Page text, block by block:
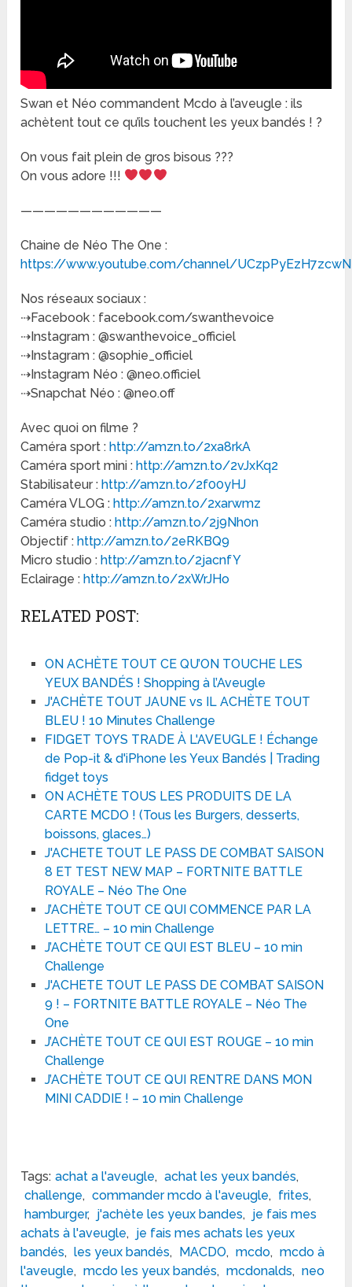
Swan et Néo commandent Mcdo à l’aveugle : ils
achètent tout ce qu’ils touchent les yeux bandés ! ?
On vous fait plein de gros bisous ???
On vous adore !!!
————————————
Chaine de Néo The One :
https://www.youtube.com/channel/
Nos réseaux sociaux :
⇢Facebook : facebook.com/swanthevoice
⇢Instagram : @swanthevoice_officiel
⇢Instagram : @sophie_officiel
⇢Instagram Néo : @neo.officiel
⇢Snapchat Néo : @neo.off
Avec quoi on filme ?
Caméra sport :http://amzn.to/2xa8rkA
Caméra sport mini :http://amzn.to/2vJxKq2
Stabilisateur :http://amzn.to/2f00yHJ
Caméra VLOG :http://amzn.to/2xarwmz
Caméra studio :http://amzn.to/2j9Nh0n
Objectif :http://amzn.to/2eRKBQ9
Micro studio :http://amzn.to/2jacnfY
Eclairage :http://amzn.to/2xWrJHo
RELATED POST:
ON ACHÈTE TOUT CE QU’ON TOUCHE LES
YEUX BANDÉS ! Shopping à l’Aveugle
J'ACHÈTE TOUT JAUNE vs IL ACHÈTE TOUT
BLEU ! 10 Minutes Challenge
FIDGET TOYS TRADE À L'AVEUGLE ! Échange
de Pop-it & d'iPhone les Yeux Bandés | Trading
fidget toys
ON ACHÈTE TOUS LES PRODUITS DE LA
CARTE MCDO ! (Tous les Burgers, desserts,
boissons, glaces…)
J'ACHETE TOUT LE PASS DE COMBAT SAISON
8 ET TEST NEW MAP – FORTNITE BATTLE
ROYALE – Néo The One
J’ACHÈTE TOUT CE QUI COMMENCE PAR LA
LETTRE… – 10 min Challenge
J’ACHÈTE TOUT CE QUI EST BLEU – 10 min
Challenge
J'ACHETE TOUT LE PASS DE COMBAT SAISON
9 ! – FORTNITE BATTLE ROYALE – Néo The
One
J’ACHÈTE TOUT CE QUI EST ROUGE – 10 min
Challenge
J’ACHÈTE TOUT CE QUI RENTRE DANS MON
MINI CADDIE ! – 10 min Challenge
Tags: achat a l'aveugle, achat les yeux bandés,
challenge, commander mcdo à l'aveugle, frites,
hamburger, j'achète les yeux bandes, je fais mes
achats à l'aveugle, je fais mes achats les yeux
bandés, les yeux bandés, MACDO, mcdo, mcdo à
l'aveugle, mcdo les yeux bandés, mcdonalds, neo